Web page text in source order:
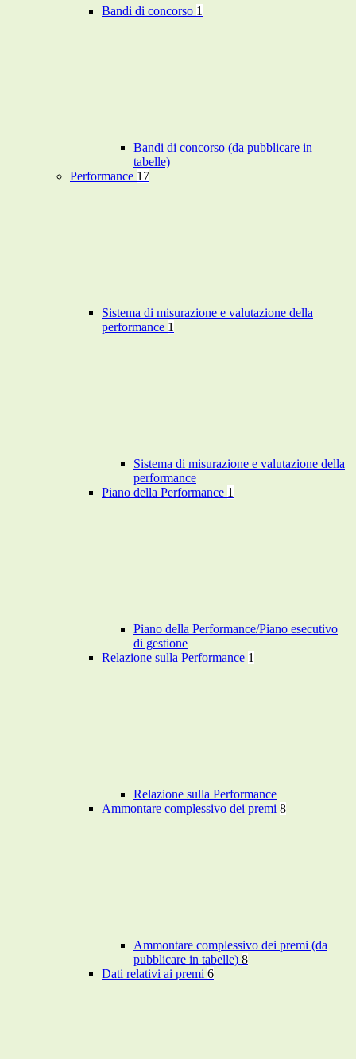
Bandi di concorso 1
Bandi di concorso (da pubblicare in
tabelle)
Performance 17
Sistema di misurazione e valutazione della
performance 1
Sistema di misurazione e valutazione della
performance
Piano della Performance 1
Piano della Performance/Piano esecutivo
di gestione
Relazione sulla Performance 1
Relazione sulla Performance
Ammontare complessivo dei premi 8
Ammontare complessivo dei premi (da
pubblicare in tabelle) 8
Dati relativi ai premi 6